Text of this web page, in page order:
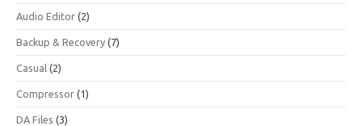
Audio Editor (2)
Backup & Recovery (7)
Casual (2)
Compressor (1)
DA Files (3)